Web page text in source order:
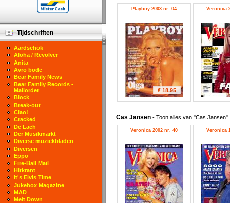
Playboy 2003 nr. 04
€ 18.95
Veronica
Cas Jansen - Toon alles van "Cas Jansen"
Veronica 2002 nr. 40 Veronica
Tijdschriften
Aardschok
Aloha / Revolver
Anita
Avro bode
Bear Family News
Bear Family Records -
Mailorder
Block
Break-out
Ciao!
Cracked
De Lach
Der Musikmarkt
Diverse muziekbladen
Diversen
Eppo
Fire-Ball Mail
Hitkrant
It's Elvis Time
Jukebox Magazine
MAD
Melt Down